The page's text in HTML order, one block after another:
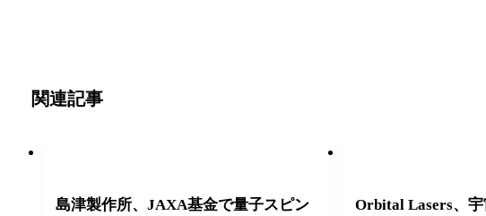
関連記事
島津製作所、JAXA基金で量子スピン
Orbital Lasers、